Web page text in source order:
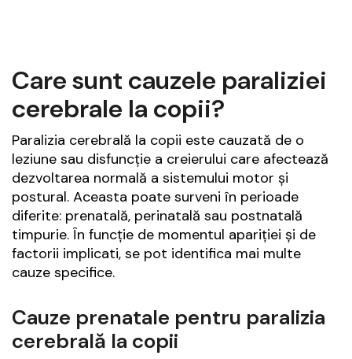
Care sunt cauzele paraliziei
cerebrale la copii?
Paralizia cerebrală la copii este cauzată de o
leziune sau disfuncție a creierului care afectează
dezvoltarea normală a sistemului motor și
postural. Aceasta poate surveni în perioade
diferite: prenatală, perinatală sau postnatală
timpurie. În funcție de momentul apariției și de
factorii implicati, se pot identifica mai multe
cauze specifice.
Cauze prenatale pentru paralizia
cerebrală la copii